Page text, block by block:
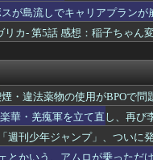
夢ちゃんのフィギュアが制作
らしいけど
、ビーム曲げられます、空飛
てメロメロになるプレイヤー
だろって設定がこちらｗｗｗ
めるぞ
のにあんまり活躍したイメー
接」プライズフィギュア【彩
が島流しでキャリアプランが
カ- 第5話 感想：稲子ちゃん
・違法薬物の使用がBPOで問
華・羌瘣軍を立て直し、再
週刊少年ジャンプ」、ついに
とかいう、アムロが乗っただ